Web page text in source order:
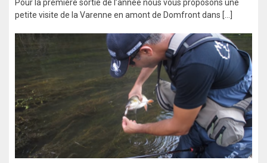
Pour la première sortie de l’année nous vous proposons une
petite visite de la Varenne en amont de Domfront dans […]